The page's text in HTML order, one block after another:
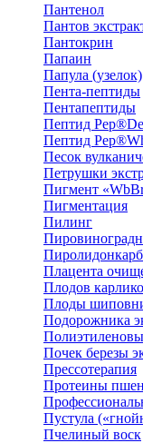
Пантенол
Пантов
Пантокрин
Папаин
Папула (узелок)
Пента-пептиды
Пентапептиды
Пептид
Пептид
Песок
Петрушки
Пигмент
Пигментация
Пилинг
Плацента
Плодов
Плоды
Подорожника
Почек березы
Прессотерапия
Протеины
Пустула
Пчелиный воск